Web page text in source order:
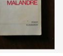
Appliquer